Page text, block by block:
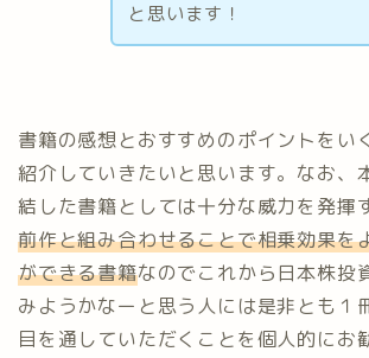
と思います！
書籍の感想とおすすめのポイントをい
紹介していきたいと思います。なお、
結した書籍としては十分な威力を発揮
前作と組み合わせることで相乗効果を
ができる書籍なのでこれから日本株投
みようかなーと思う人には是非とも１
目を通していただくことを個人的にお